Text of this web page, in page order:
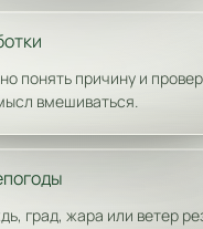
понять причину и
вмешиваться.
град, жара или ветер